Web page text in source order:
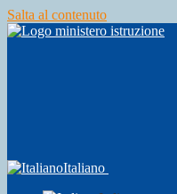
Salta al contenuto
Italiano